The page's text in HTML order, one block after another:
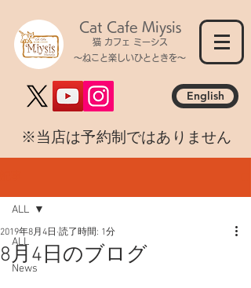
Cat Cafe Miysis
猫 カフェ ミーシス
～ねこと楽しいひとときを～
English
​※当店は予約制ではありません
ALL
News
ALL
8月4日のブログ
2019年8月4日 読了時間: 1分